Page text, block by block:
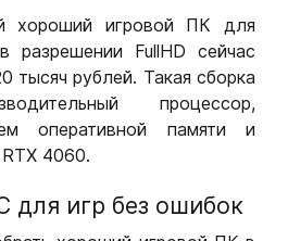
хороший игровой ПК для
разрешении FullHD сейчас
тысяч рублей. Такая сборка
процессор,
оперативной памяти и
4060.
для игр без ошибок